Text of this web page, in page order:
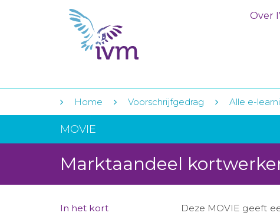
Over
Home Voorschrijfgedrag Alle e-
MOVIE
Marktaandeel
In het kort
Deze MOVIE geeft